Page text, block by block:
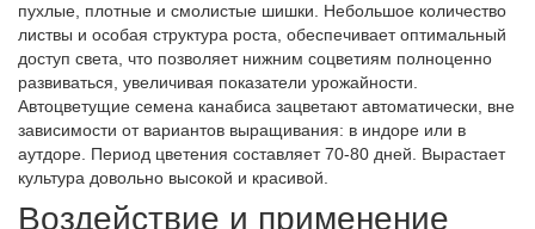
пухлые, плотные и смолистые шишки. Небольшое количество
листвы и особая структура роста, обеспечивает оптимальный
доступ света, что позволяет нижним соцветиям полноценно
развиваться, увеличивая показатели урожайности.
Автоцветущие семена канабиса зацветают автоматически, вне
зависимости от вариантов выращивания: в индоре или в
аутдоре. Период цветения составляет 70-80 дней. Вырастает
культура довольно высокой и красивой.
Воздействие и применение